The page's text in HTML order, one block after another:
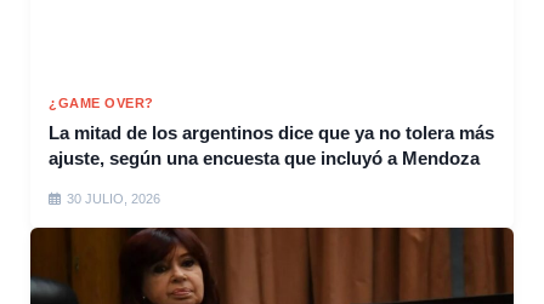
¿GAME OVER?
La mitad de los argentinos dice que ya no tolera más
ajuste, según una encuesta que incluyó a Mendoza
30 JULIO, 2026